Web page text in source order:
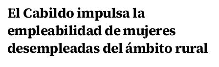
El Cabildo impulsa la
empleabilidad de mujeres
desempleadas del ámbito rural